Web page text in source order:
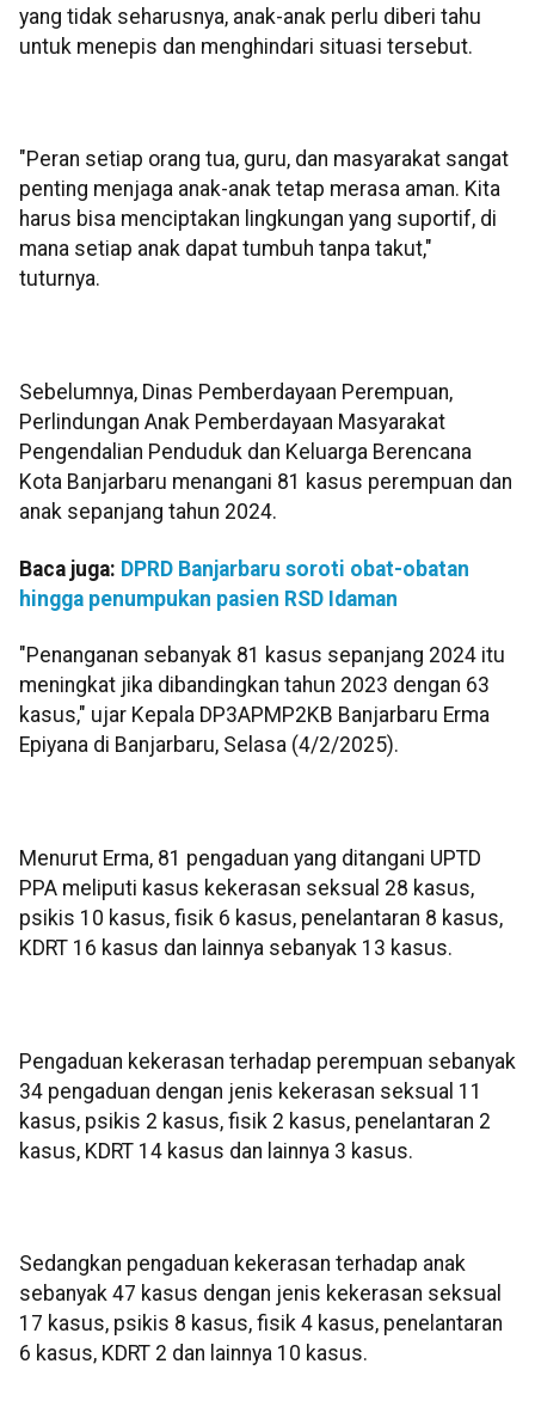
yang tidak seharusnya, anak-anak perlu diberi tahu
untuk menepis dan menghindari situasi tersebut.
"Peran setiap orang tua, guru, dan masyarakat sangat
penting menjaga anak-anak tetap merasa aman. Kita
harus bisa menciptakan lingkungan yang suportif, di
mana setiap anak dapat tumbuh tanpa takut,"
tuturnya.
Sebelumnya, Dinas Pemberdayaan Perempuan,
Perlindungan Anak Pemberdayaan Masyarakat
Pengendalian Penduduk dan Keluarga Berencana
Kota Banjarbaru menangani 81 kasus perempuan dan
anak sepanjang tahun 2024.
Baca juga: DPRD Banjarbaru soroti obat-obatan
hingga penumpukan pasien RSD Idaman
"Penanganan sebanyak 81 kasus sepanjang 2024 itu
meningkat jika dibandingkan tahun 2023 dengan 63
kasus," ujar Kepala DP3APMP2KB Banjarbaru Erma
Epiyana di Banjarbaru, Selasa (4/2/2025).
Menurut Erma, 81 pengaduan yang ditangani UPTD
PPA meliputi kasus kekerasan seksual 28 kasus,
psikis 10 kasus, fisik 6 kasus, penelantaran 8 kasus,
KDRT 16 kasus dan lainnya sebanyak 13 kasus.
Pengaduan kekerasan terhadap perempuan sebanyak
34 pengaduan dengan jenis kekerasan seksual 11
kasus, psikis 2 kasus, fisik 2 kasus, penelantaran 2
kasus, KDRT 14 kasus dan lainnya 3 kasus.
Sedangkan pengaduan kekerasan terhadap anak
sebanyak 47 kasus dengan jenis kekerasan seksual
17 kasus, psikis 8 kasus, fisik 4 kasus, penelantaran
6 kasus, KDRT 2 dan lainnya 10 kasus.